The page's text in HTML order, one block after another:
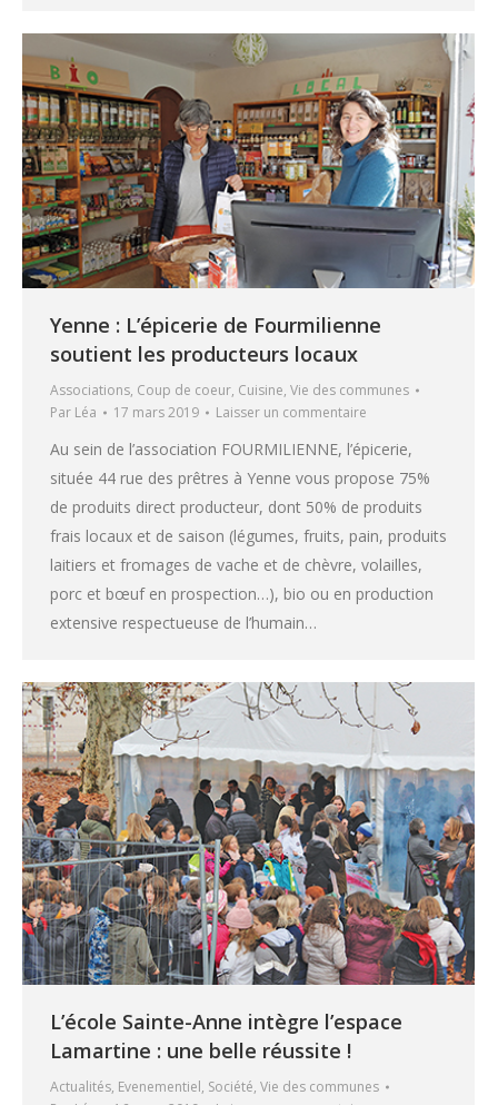
Yenne : L’épicerie de Fourmilienne
soutient les producteurs locaux
Associations, Coup de coeur, Cuisine, Vie des communes
Par Léa 17 mars 2019 Laisser un commentaire
Au sein de l’association FOURMILIENNE, l’épicerie,
située 44 rue des prêtres à Yenne vous propose 75%
de produits direct producteur, dont 50% de produits
frais locaux et de saison (légumes, fruits, pain, produits
laitiers et fromages de vache et de chèvre, volailles,
porc et bœuf en prospection…), bio ou en production
extensive respectueuse de l’humain…
L’école Sainte-Anne intègre l’espace
Lamartine : une belle réussite !
Actualités, Evenementiel, Société, Vie des communes